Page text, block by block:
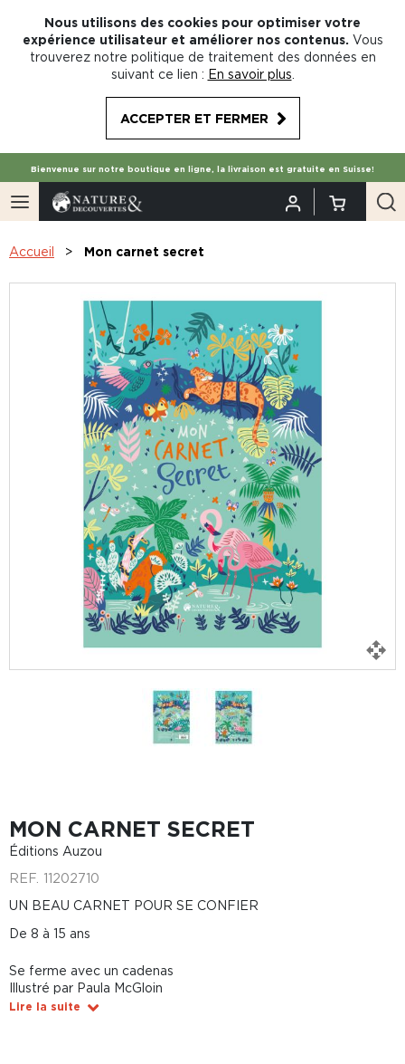
Nous utilisons des cookies pour optimiser votre
expérience utilisateur et améliorer nos contenus. Vous
trouverez notre politique de traitement des données en
suivant ce lien : En savoir plus
ACCEPTER ET FERMER
Bienvenue sur notre boutique en ligne, la livraison est gratuite en Suisse!
Accueil Mon carnet secret
MON CARNET SECRET
Éditions Auzou
REF. 11202710
UN BEAU CARNET POUR SE CONFIER
De 8 à 15 ans
Se ferme avec un cadenas
Illustré par Paula McGloin
Lire la suite